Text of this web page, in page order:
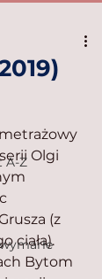
A-ZOlgi
(z
ciała).
Bytom